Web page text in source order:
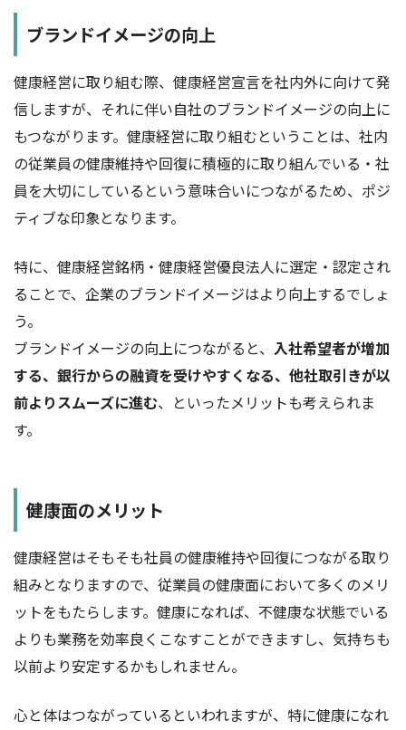
ブランドイメージの向上
健康経営に取り組む際、健康経営宣言を社内外に向けて発
信しますが、それに伴い自社のブランドイメージの向上に
もつながります。健康経営に取り組むということは、社内
の従業員の健康維持や回復に積極的に取り組んでいる・社
員を大切にしているという意味合いにつながるため、ポジ
ティブな印象となります。
特に、健康経営銘柄・健康経営優良法人に選定・認定され
ることで、企業のブランドイメージはより向上するでしょ
う。
ブランドイメージの向上につながると、 入社希望者が増加
する、銀行からの融資を受けやすくなる、他社取引きが以
前よりスムーズに進む、といったメリットも考えられま
す。
健康面のメリット
健康経営はそもそも社員の健康維持や回復につながる取り
組みとなりますので、従業員の健康面において多くのメリ
ットをもたらします。健康になれば、不健康な状態でいる
よりも業務を効率良くこなすことができますし、気持ちも
以前より安定するかもしれません。
心と体はつながっているといわれますが、特に健康になれ